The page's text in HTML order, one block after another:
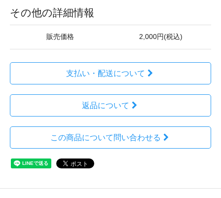
その他の詳細情報
販売価格 2,000円(税込)
支払い・配送について
返品について
この商品について問い合わせる